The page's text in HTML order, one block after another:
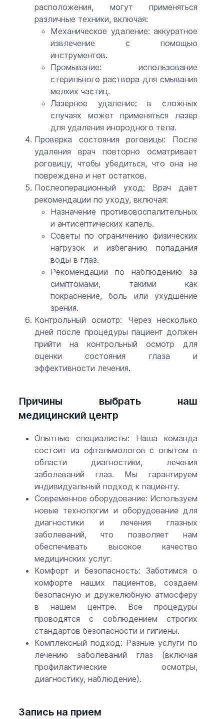
расположения, могут применяться
различные техники, включая:
Механическое удаление: аккуратное
извлечение с помощью
инструментов.
Промывание: использование
стерильного раствора для смывания
мелких частиц.
Лазерное удаление: в сложных
случаях может применяться лазер
для удаления инородного тела.
Проверка состояния роговицы: После
удаления врач повторно осматривает
роговицу, чтобы убедиться, что она не
повреждена и нет остатков.
Послеоперационный уход: Врач дает
рекомендации по уходу, включая:
Назначение противовоспалительных
и антисептических капель.
Советы по ограничению физических
нагрузок и избеганию попадания
воды в глаз.
Рекомендации по наблюдению за
симптомами, такими как
покраснение, боль или ухудшение
зрения.
Контрольный осмотр: Через несколько
дней после процедуры пациент должен
прийти на контрольный осмотр для
оценки состояния глаза и
эффективности лечения.
Причины выбрать наш
медицинский центр
Опытные специалисты: Наша команда
состоит из офтальмологов с опытом в
области диагностики, лечения
заболеваний глаз. Мы гарантируем
индивидуальный подход к пациенту.
Современное оборудование: Используем
новые технологии и оборудование для
диагностики и лечения глазных
заболеваний, что позволяет нам
обеспечивать высокое качество
медицинских услуг.
Комфорт и безопасность: Заботимся о
комфорте наших пациентов, создаем
безопасную и дружелюбную атмосферу
в нашем центре. Все процедуры
проводятся с соблюдением строгих
стандартов безопасности и гигиены.
Комплексный подход: Разные услуги по
лечению заболеваний глаз (включая
профилактические осмотры,
диагностику, наблюдение).
Запись на прием